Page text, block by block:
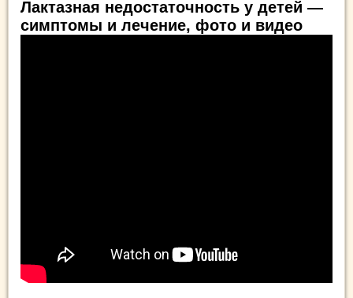
Лактазная недостаточность у детей —
симптомы и лечение, фото и видео